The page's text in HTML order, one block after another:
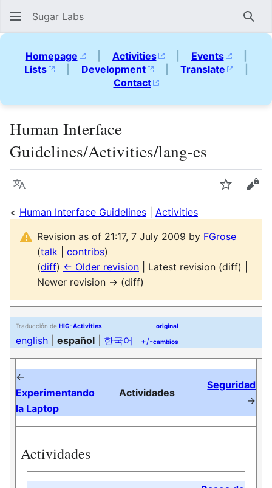
Sugar Labs
Homepage | Activities | Events
|
Lists
| Development | Translate
|
Contact
Human Interface
Guidelines/Activities/lang-es
Language Watch
< Human Interface Guidelines
Activities
Revision as of 21:17, 7 July 2009 by FGrose
(talk contribs)
(diff) ← Older revision | Latest revision (diff) |
Newer revision → (diff)
Traducción de HIG-Activities original
english español 한국어 +/-cambios
←
Experimentando
la Laptop
Actividades
Seguridad
→
Actividades